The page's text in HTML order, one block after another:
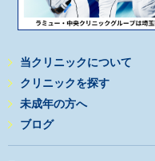
当クリニックについて
クリニックを探す
未成年の方へ
ブログ